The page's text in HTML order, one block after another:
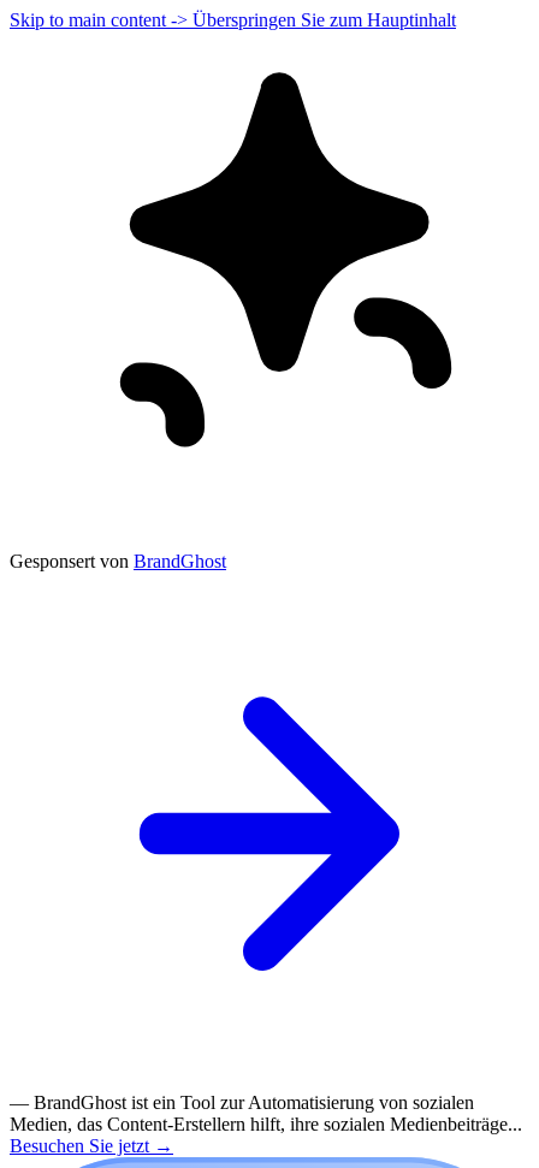
Skip to main content -> Überspringen Sie zum Hauptinhalt
Gesponsert von BrandGhost
— BrandGhost ist ein Tool zur Automatisierung von sozialen
Medien, das Content-Erstellern hilft, ihre sozialen Medienbeiträge...
Besuchen Sie jetzt →